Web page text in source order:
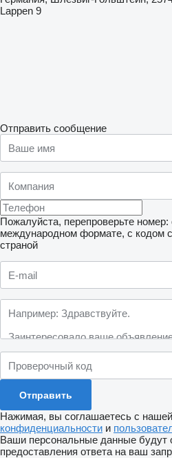
Lappen 9
Отправить сообщение
Пожалуйста, перепроверьте номер:
международном формате, с кодом
страной
Нажимая, вы соглашаетесь с нашей
конфиденциальности и
Ваши персональные данные будут
предоставления ответа на ваш